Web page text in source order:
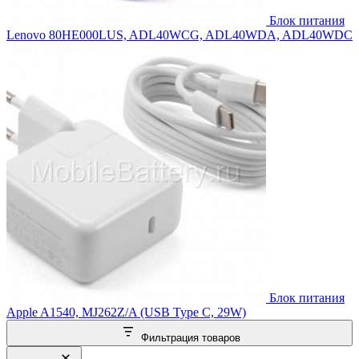
Блок питания
Lenovo 80HE000LUS, ADL40WCG, ADL40WDA, ADL40WDC
Блок питания
Apple A1540, MJ262Z/A (USB Type C, 29W)
Фильтрация товаров